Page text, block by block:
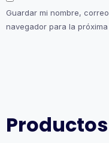
Guardar mi nombre,
navegador para la